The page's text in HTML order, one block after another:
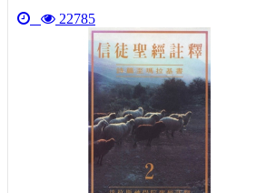
22785